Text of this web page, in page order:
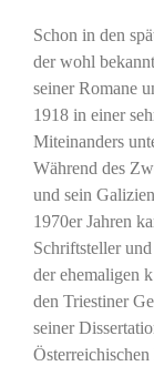
Schon in den
der wohl
seiner Romane
1918 in einer
Miteinanders
Während des
und sein
1970er Jahren
Schriftsteller
der ehemaligen
den Triestiner
seiner